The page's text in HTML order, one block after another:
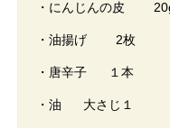
・にんじんの皮
・油揚げ 2枚
・唐辛子 １本
・油 大さじ１